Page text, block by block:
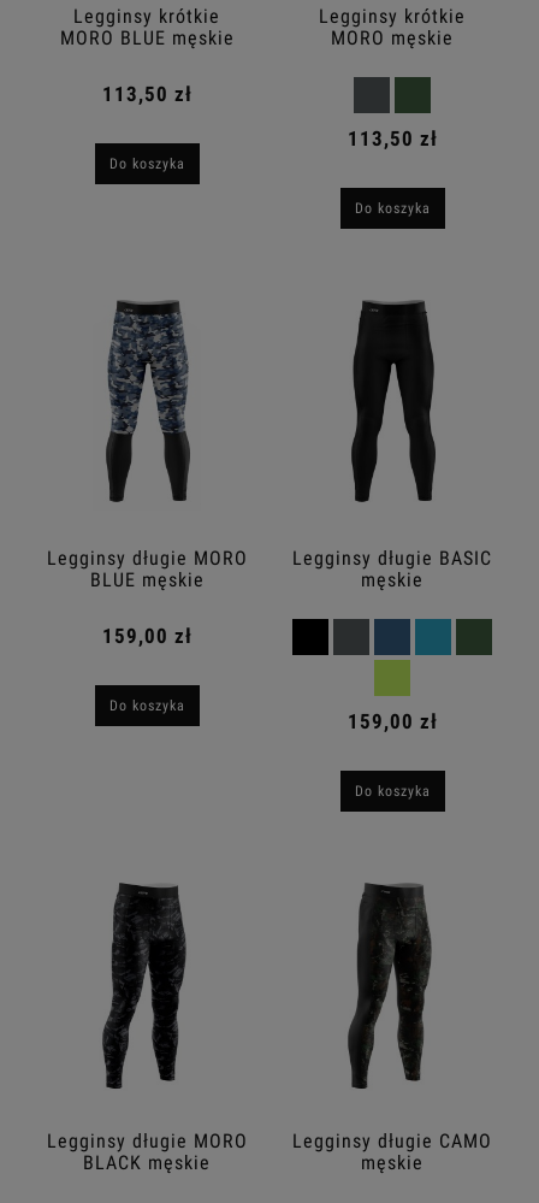
Legginsy krótkie
MORO BLUE męskie
113,50 zł
Do koszyka
Legginsy krótkie
MORO męskie
113,50 zł
Do koszyka
Legginsy długie MORO
BLUE męskie
159,00 zł
Do koszyka
Legginsy długie BASIC
męskie
159,00 zł
Do koszyka
Legginsy długie MORO
BLACK męskie
Legginsy długie CAMO
męskie